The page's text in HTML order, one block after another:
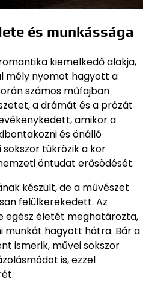
és munkássága
kiemelkedő alakja,
mély nyomot hagyott a
számos műfajban
a drámát és a prózát
amikor a
és önálló
tükrözik a kor
öntudat erősödését.
készült, de a művészet
felülkerekedett. Az
egész életét meghatározta,
munkát hagyott hátra. Bár a
ismerik, művei sokszor
is, ezzel